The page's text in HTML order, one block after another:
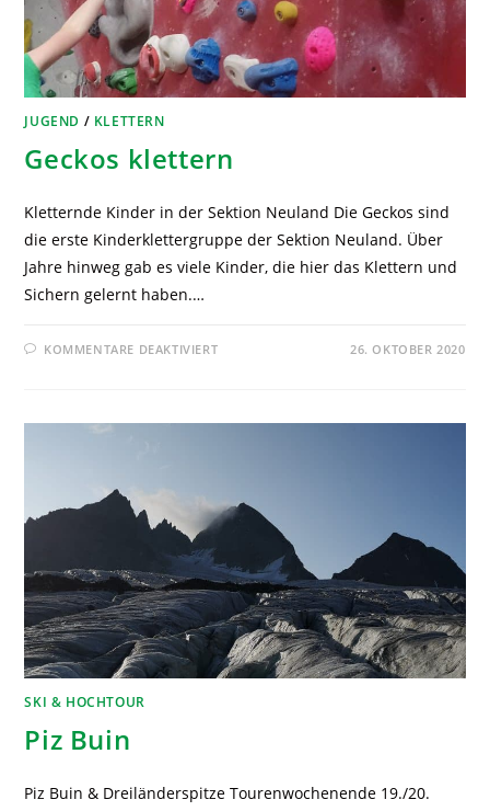
JUGEND / KLETTERN
Geckos klettern
Kletternde Kinder in der Sektion Neuland Die Geckos sind
die erste Kinderklettergruppe der Sektion Neuland. Über
Jahre hinweg gab es viele Kinder, die hier das Klettern und
Sichern gelernt haben.…
KOMMENTARE DEAKTIVIERT 26. OKTOBER 2020
SKI & HOCHTOUR
Piz Buin
Piz Buin & Dreiländerspitze Tourenwochenende 19./20.